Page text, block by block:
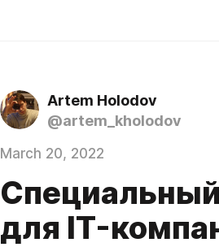
Artem Holodov
@artem_kholodov
March 20, 2022
для IT-